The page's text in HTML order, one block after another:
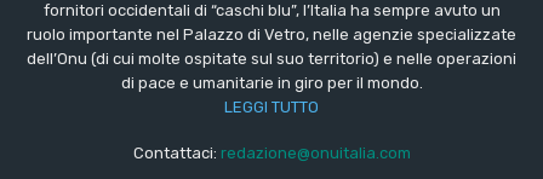
fornitori occidentali di “caschi blu”, l’Italia ha sempre avuto un
ruolo importante nel Palazzo di Vetro, nelle agenzie specializzate
dell’Onu (di cui molte ospitate sul suo territorio) e nelle operazioni
di pace e umanitarie in giro per il mondo.
LEGGI TUTTO
Contattaci: redazione@onuitalia.com